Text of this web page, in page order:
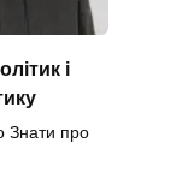
і
Знати про